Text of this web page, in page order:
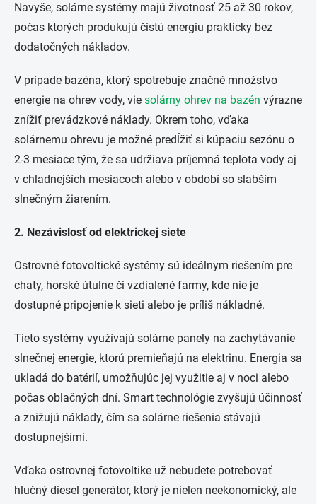
Navyše, solárne systémy majú životnosť 25 až 30 rokov,
počas ktorých produkujú čistú energiu prakticky bez
dodatočných nákladov.
V prípade bazéna, ktorý spotrebuje značné množstvo
energie na ohrev vody, vie solárny ohrev na bazén výrazne
znížiť prevádzkové náklady. Okrem toho, vďaka
solárnemu ohrevu je možné predĺžiť si kúpaciu sezónu o
2-3 mesiace tým, že sa udržiava príjemná teplota vody aj
v chladnejších mesiacoch alebo v období so slabším
slnečným žiarením.
2. Nezávislosť od elektrickej siete
Ostrovné fotovoltické systémy sú ideálnym riešením pre
chaty, horské útulne či vzdialené farmy, kde nie je
dostupné pripojenie k sieti alebo je príliš nákladné.
Tieto systémy využívajú solárne panely na zachytávanie
slnečnej energie, ktorú premieňajú na elektrinu. Energia sa
ukladá do batérií, umožňujúc jej využitie aj v noci alebo
počas oblačných dní. Smart technológie zvyšujú účinnosť
a znižujú náklady, čím sa solárne riešenia stávajú
dostupnejšími.
Vďaka ostrovnej fotovoltike už nebudete potrebovať
hlučný diesel generátor, ktorý je nielen neekonomický, ale